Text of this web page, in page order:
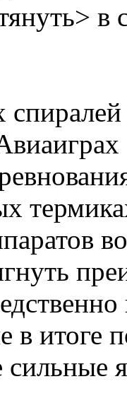
в итоге
сильные